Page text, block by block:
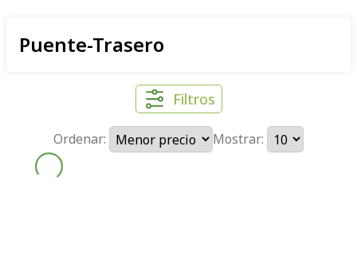
Puente-Trasero
Filtros
Ordenar: Mostrar: